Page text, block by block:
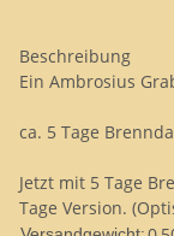
Beschreibung
Ein Ambrosius
ca. 5 Tage
Jetzt mit 5 Tage
Tage Version.